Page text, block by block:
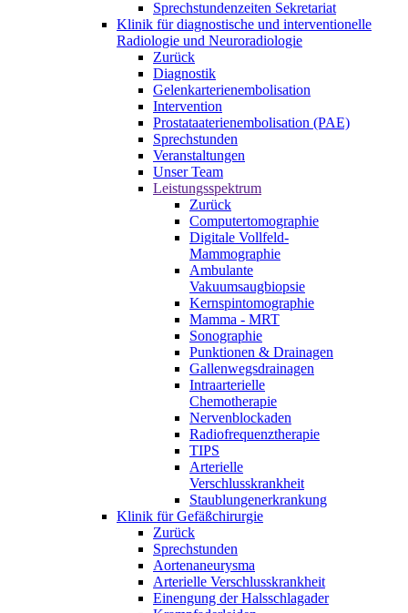
Sprechstundenzeiten Sekretariat
Klinik für diagnostische und interventionelle
Radiologie und Neuroradiologie
Zurück
Diagnostik
Gelenkarterienembolisation
Intervention
Prostataaterienembolisation (PAE)
Sprechstunden
Veranstaltungen
Unser Team
Leistungsspektrum
Zurück
Computertomographie
Digitale Vollfeld-
Mammographie
Ambulante
Vakuumsaugbiopsie
Kernspintomographie
Mamma - MRT
Sonographie
Punktionen & Drainagen
Gallenwegsdrainagen
Intraarterielle
Chemotherapie
Nervenblockaden
Radiofrequenztherapie
TIPS
Arterielle
Verschlusskrankheit
Staublungenerkrankung
Klinik für Gefäßchirurgie
Zurück
Sprechstunden
Aortenaneurysma
Arterielle Verschlusskrankheit
Einengung der Halsschlagader